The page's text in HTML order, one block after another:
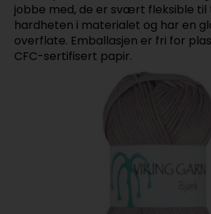
jobbe med, de er svært fleksible til
hardheten i materialet og har en
overflate. Emballasjen er fri for
CFC-sertifisert papir.